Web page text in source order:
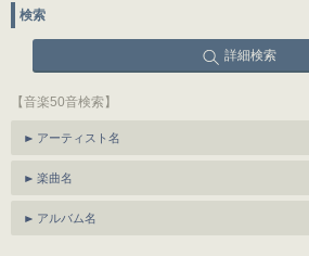
検索
詳細検索
【音楽50音検索】
アーティスト名
楽曲名
アルバム名